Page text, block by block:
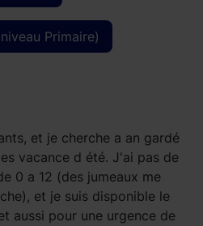
Primaire)
et je cherche a an gardé
vacance d été. J'ai pas de
0 a 12 (des jumeaux me
et je suis disponible le
aussi pour une urgence de